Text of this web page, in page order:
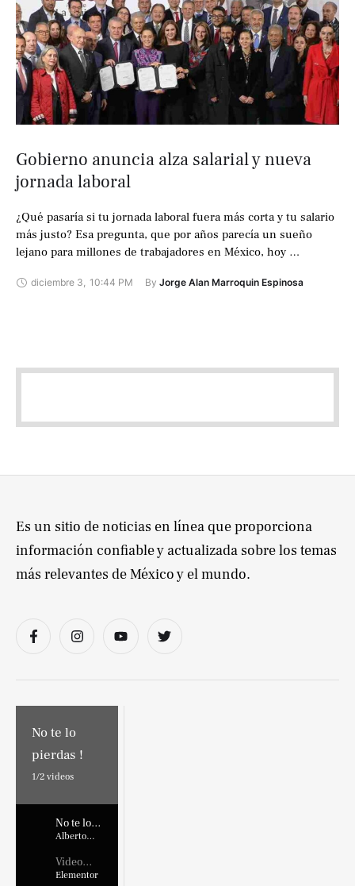
Gobierno anuncia alza salarial y nueva
jornada laboral
¿Qué pasaría si tu jornada laboral fuera más corta y tu salario
más justo? Esa pregunta, que por años parecía un sueño
lejano para millones de trabajadores en México, hoy …
diciembre 3, 10:44 PM By Jorge Alan Marroquin Espinosa
No te lo
pierdas !
1/2 videos
No te lo
pierdas !
Alberto
Video
Placehold
Elementor
Es un sitio de noticias en línea que proporciona
información confiable y actualizada sobre los temas
más relevantes de México y el mundo.